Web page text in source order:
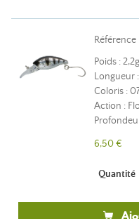
Poids : 2,2g
Longueur
Coloris :
Action :
6,50 €
Quantité